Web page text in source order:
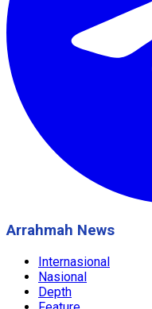
Arrahmah News
Internasional
Nasional
Depth